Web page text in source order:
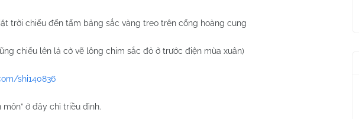
trời chiếu đến tấm bảng sắc vàng treo trên cổng hoàng cung
chiếu lên lá cờ vẽ lông chim sắc đỏ ở trước điện mùa xuân)
shi140836
môn” ở đây chỉ triều đình.